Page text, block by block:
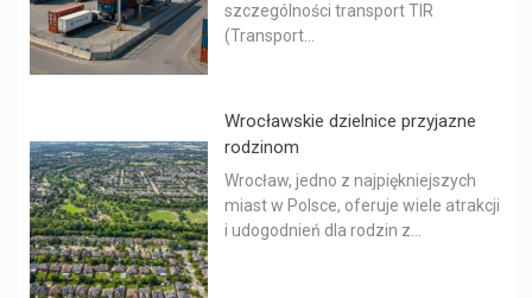
szczególności transport TIR
(Transport...
Wrocławskie dzielnice przyjazne
rodzinom
Wrocław, jedno z najpiękniejszych
miast w Polsce, oferuje wiele atrakcji
i udogodnień dla rodzin z...